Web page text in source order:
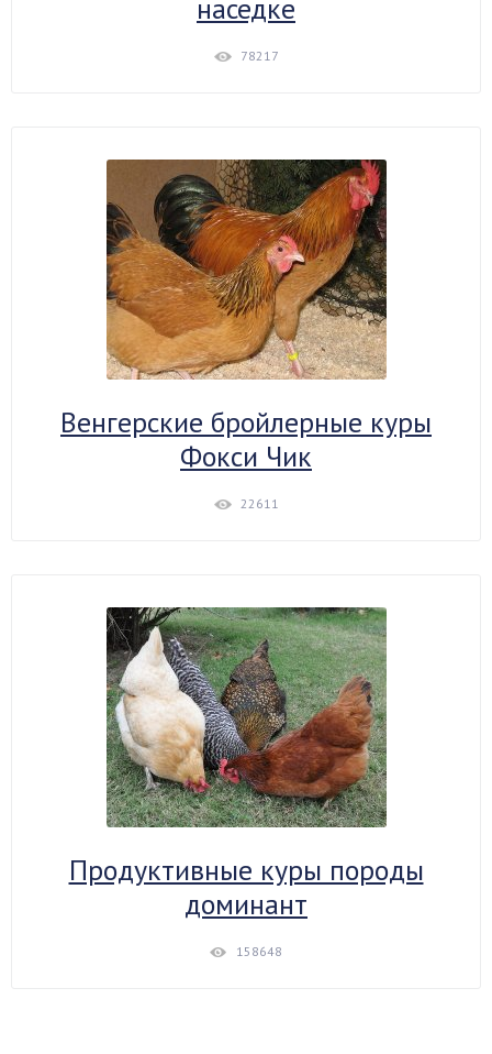
наседке
78217
Венгерские бройлерные куры
Фокси Чик
22611
Продуктивные куры породы
доминант
158648